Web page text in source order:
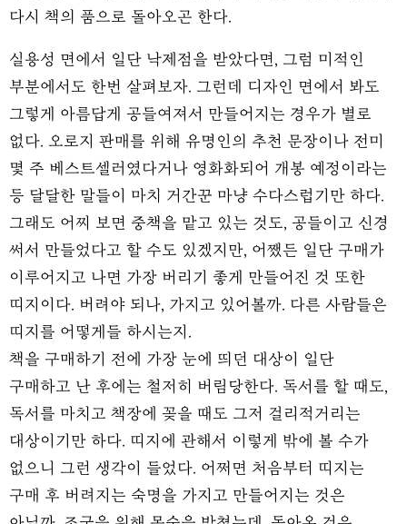
다시 책의 품으로 돌아오곤 한다.
실용성 면에서 일단 낙제점을 받았다면, 그럼 미적인
부분에서도 한번 살펴보자. 그런데 디자인 면에서 봐도
그렇게 아름답게 공들여져서 만들어지는 경우가 별로
없다. 오로지 판매를 위해 유명인의 추천 문장이나 전미
몇 주 베스트셀러였다거나 영화화되어 개봉 예정이라는
등 달달한 말들이 마치 거간꾼 마냥 수다스럽기만 하다.
그래도 어찌 보면 중책을 맡고 있는 것도, 공들이고 신경
써서 만들었다고 할 수도 있겠지만, 어쨌든 일단 구매가
이루어지고 나면 가장 버리기 좋게 만들어진 것 또한
띠지이다. 버려야 되나, 가지고 있어볼까. 다른 사람들은
띠지를 어떻게들 하시는지.
책을 구매하기 전에 가장 눈에 띄던 대상이 일단
구매하고 난 후에는 철저히 버림당한다. 독서를 할 때도,
독서를 마치고 책장에 꽂을 때도 그저 걸리적거리는
대상이기만 하다. 띠지에 관해서 이렇게 밖에 볼 수가
없으니 그런 생각이 들었다. 어쩌면 처음부터 띠지는
구매 후 버려지는 숙명을 가지고 만들어지는 것은